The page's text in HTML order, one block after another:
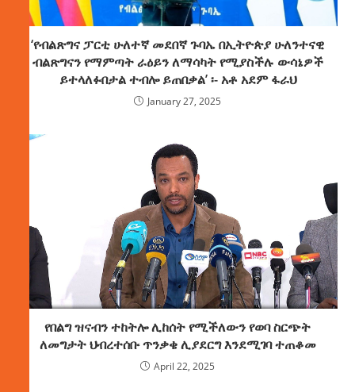
‘የብልጽግና ፓርቲ ሁለተኛ መደበኛ ጉባኤ በኢትዮጵያ ሁለንተናዊ
ብልጽግናን የማምጣት ራዕይን ለማሳካት የሚያስችሉ ውሳኔዎች
ይተላለፉበታል ተብሎ ይጠበቃል’ ፡- አቶ አደም ፋራህ
January 27, 2025
የበልግ ዝናብን ተከትሎ ሊከሰት የሚችለውን የወባ ስርጭት
ለመግታት ህብረተሰቡ ጥንቃቄ ሊያደርግ እንደሚገባ ተጠቆመ
April 22, 2025